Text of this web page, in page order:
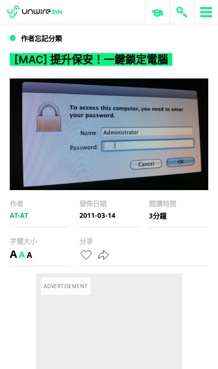
[MAC] 提升保安！一鍵鎖定電腦
WWDC 2026 ERP 與商業 AI
作者忘記分類
[MAC] 提升保安！一鍵鎖定電腦
作者
AT-AT
發佈日期
2011-03-14
閱讀時間
3分鐘
字體大小
AAA
分享
ADVERTISEMENT